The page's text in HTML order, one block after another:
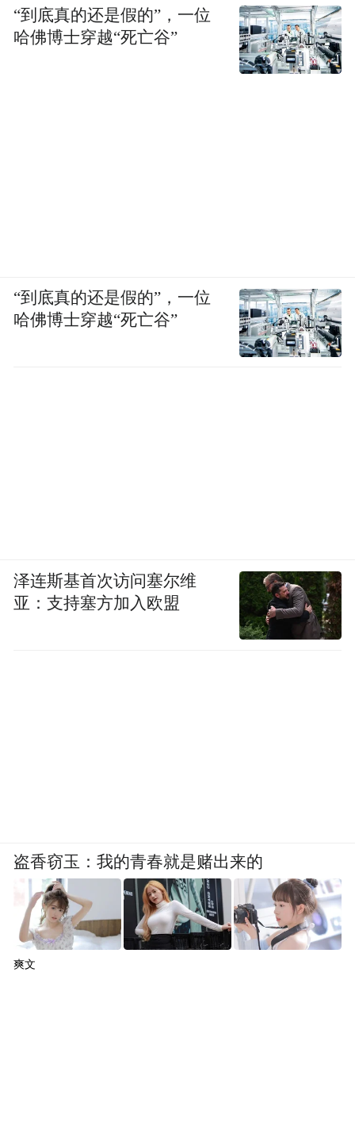
“到底真的还是假的”，一位
哈佛博士穿越“死亡谷”
“到底真的还是假的”，一位
哈佛博士穿越“死亡谷”
泽连斯基首次访问塞尔维
亚：支持塞方加入欧盟
盗香窃玉：我的青春就是赌出来的
爽文